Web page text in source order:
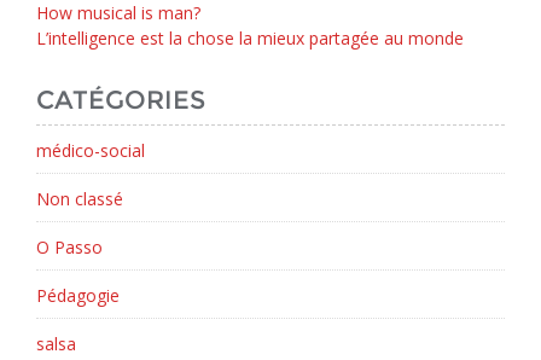
How musical is man?
L’intelligence est la chose la mieux partagée au monde
CATÉGORIES
médico-social
Non classé
O Passo
Pédagogie
salsa